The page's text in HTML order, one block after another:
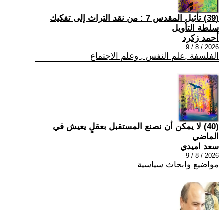
(39) تأثيل المقدس 7 : من نقد التراث إلى تفكيك
سلطة التأويل
أحمد زكرد
2026 / 8 / 9
الفلسفة ,علم النفس , وعلم الاجتماع
(40) لا يمكن أن نصنع المستقبل بعقلٍ يعيش في
الماضي
سعد اميدي
2026 / 8 / 9
مواضيع وابحاث سياسية